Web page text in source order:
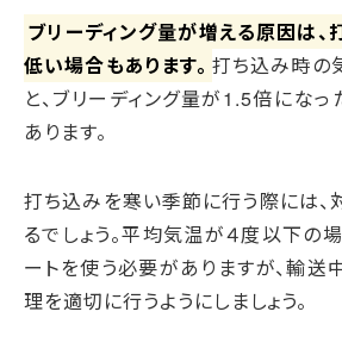
ブリーディング量が増える原因は
低い場合もあります。 打ち込み時の
と、ブリーディング量が1.5倍にな
あります。
打ち込みを寒い季節に行う際には、
るでしょう。平均気温が４度以下の
ートを使う必要がありますが、輸
理を適切に行うようにしましょう。